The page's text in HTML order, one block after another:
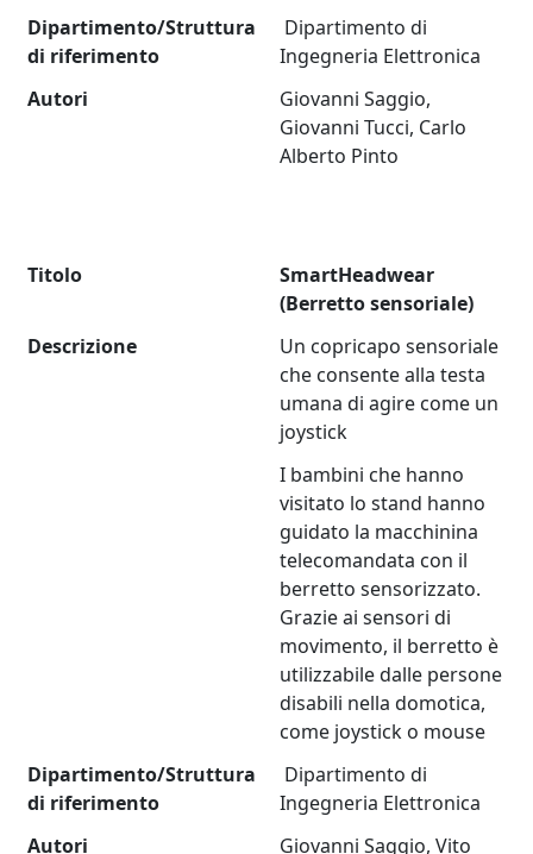
Dipartimento/Struttura
di riferimento
Dipartimento di
Ingegneria Elettronica
Autori
Giovanni Saggio,
Giovanni Tucci, Carlo
Alberto Pinto
Titolo
SmartHeadwear
(Berretto sensoriale)
Descrizione
Un copricapo sensoriale
che consente alla testa
umana di agire come un
joystick
I bambini che hanno
visitato lo stand hanno
guidato la macchinina
telecomandata con il
berretto sensorizzato.
Grazie ai sensori di
movimento, il berretto è
utilizzabile dalle persone
disabili nella domotica,
come joystick o mouse
Dipartimento/Struttura
di riferimento
Dipartimento di
Ingegneria Elettronica
Autori
Giovanni Saggio, Vito